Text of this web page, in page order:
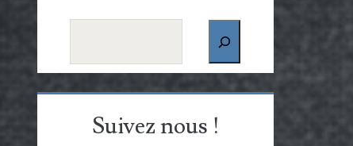
Suivez nous !